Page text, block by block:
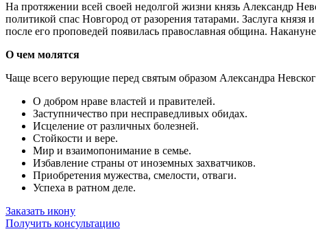
На протяжении всей своей недолгой жизни князь Александр
политикой спас Новгород от разорения татарами. Заслуга
после его проповедей появилась православная община.
О чем молятся
Чаще всего верующие перед святым образом Александра
О добром нраве властей и правителей.
Заступничество при несправедливых обидах.
Исцеление от различных болезней.
Стойкости и вере.
Мир и взаимопонимание в семье.
Избавление страны от иноземных захватчиков.
Приобретения мужества, смелости, отваги.
Успеха в ратном деле.
Заказать икону
Получить консультацию